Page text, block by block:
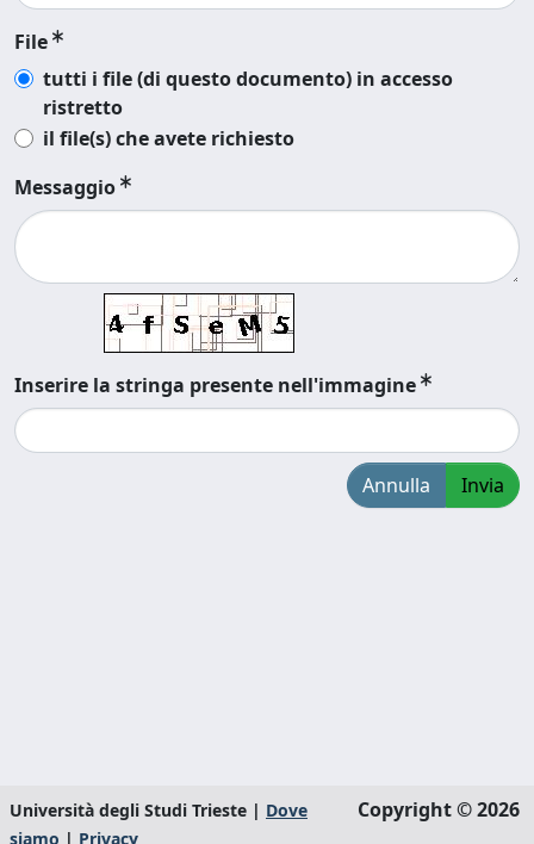
File
tutti i file (di questo documento) in accesso
ristretto
il file(s) che avete richiesto
Messaggio
Inserire la stringa presente nell'immagine
Annulla Invia
Università degli Studi Trieste | Dove
siamo | Privacy
Copyright © 2026